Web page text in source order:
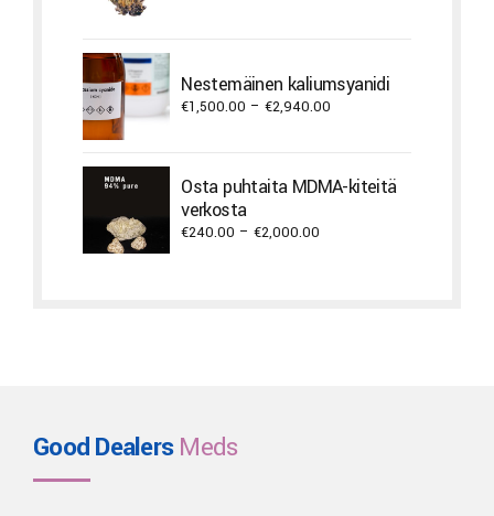
Nestemäinen kaliumsyanidi
€1,500.00 – €2,940.00
through
€2,940.00
Osta puhtaita MDMA-kiteitä
verkosta
€240.00 – €2,000.00
Good DealersMeds